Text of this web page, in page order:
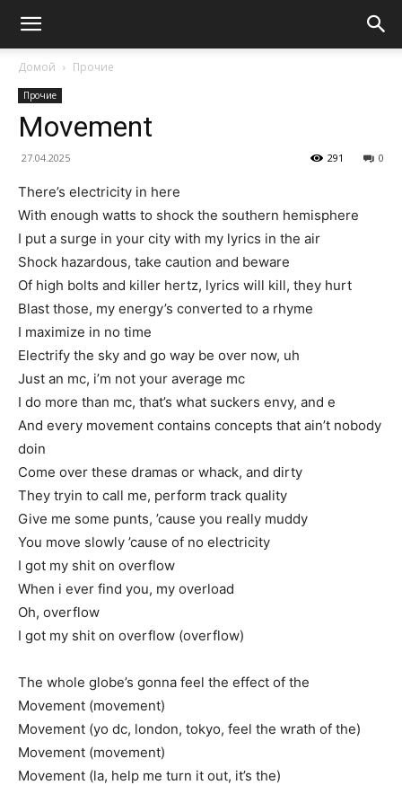
Домой Прочие
Прочие
Movement
27.04.2025 0
291
There’s electricity in here
With enough watts to shock the southern hemisphere
I put a surge in your city with my lyrics in the air
Shock hazardous, take caution and beware
Of high bolts and killer hertz, lyrics will kill, they hurt
Blast those, my energy’s converted to a rhyme
I maximize in no time
Electrify the sky and go way be over now, uh
Just an mc, i’m not your average mc
I do more than mc, that’s what suckers envy, and e
And every movement contains concepts that ain’t nobody
doin
Come over these dramas or whack, and dirty
They tryin to call me, perform track quality
Give me some punts, ’cause you really muddy
You move slowly ’cause of no electricity
I got my shit on overflow
When i ever find you, my overload
Oh, overflow
I got my shit on overflow (overflow)
The whole globe’s gonna feel the effect of the
Movement (movement)
Movement (yo dc, london, tokyo, feel the wrath of the)
Movement (movement)
Movement (la, help me turn it out, it’s the)